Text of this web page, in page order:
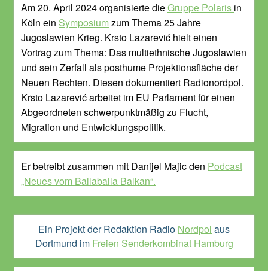
Am 20. April 2024 organisierte dieGruppe Polaris in
Köln ein Symposium zum Thema 25 Jahre
Jugoslawien Krieg. Krsto Lazarević hielt einen
Vortrag zum Thema: Das multiethnische Jugoslawien
und sein Zerfall als posthume Projektionsfläche der
Neuen Rechten. Diesen dokumentiert Radionordpol.
Krsto Lazarević arbeitet im EU Parlament für einen
Abgeordneten schwerpunktmäßig zu Flucht,
Migration und Entwicklungspolitik.
Er betreibt zusammen mit Danijel Majic den Podcast
„Neues vom Ballaballa Balkan“.
Ein Projekt der Redaktion Radio Nordpol aus
Dortmund im Freien Senderkombinat Hamburg